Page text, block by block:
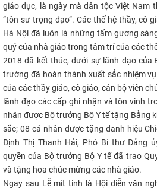
giáo dục, là ngày mà dân tộc Việt Nam
“tôn sư trọng đạo”. Các thế hệ thầy, cô
Hà Nội đã luôn là những tấm gương
quý của nhà giáo trong tâm trí của các
2018 đã kết thúc, dưới sự lãnh đạo của
trường đã hoàn thành xuất sắc nhiệm
của các thầy giáo, cô giáo, cán bộ viên
lãnh đạo các cấp ghi nhận và tôn vinh
nhân được Bộ trưởng Bộ Y tế tặng Bằng
sắc; 08 cá nhân được tặng danh hiệu
Định Thị Thanh Hải, Phó Bí thư Đảng
quyền của Bộ trưởng Bộ Y tế đã trao
và tặng hoa chúc mừng các nhà giáo.
Ngay sau Lễ mít tinh là Hội diễn văn